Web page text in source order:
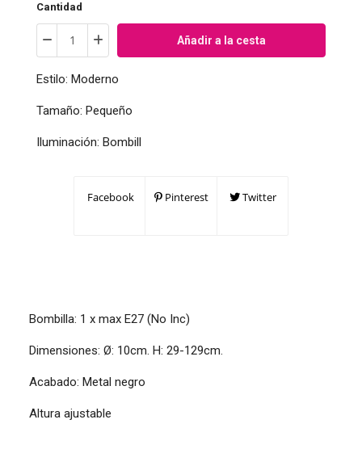
Cantidad
Añadir a la cesta
Estilo: Moderno
Tamaño: Pequeño
Iluminación: Bombill
Facebook Pinterest Twitter
Bombilla: 1 x max E27 (No Inc)
Dimensiones: Ø: 10cm. H: 29-129cm.
Acabado: Metal negro
Altura ajustable